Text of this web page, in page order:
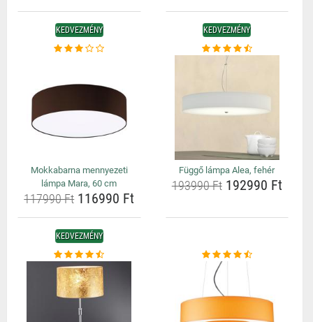
KEDVEZMÉNY
Mokkabarna mennyezeti
lámpa Mara, 60 cm
117990 Ft116990 Ft
KEDVEZMÉNY
Függő lámpa Alea, fehér
193990 Ft192990 Ft
KEDVEZMÉNY